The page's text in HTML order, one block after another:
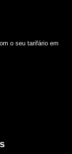
o seu tarifário em